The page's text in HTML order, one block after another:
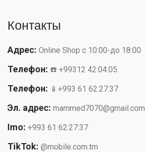
Контакты
Адрес: Online Shop с 10:00-до 18:00
Телефон: ☎️ +99312 42:04:05
Телефон: 📱+993 61 62:27:37
Эл. адрес: mammed7070@gmail.com
Imo: +993 61 62:27:37
TikTok: @mobile.com.tm